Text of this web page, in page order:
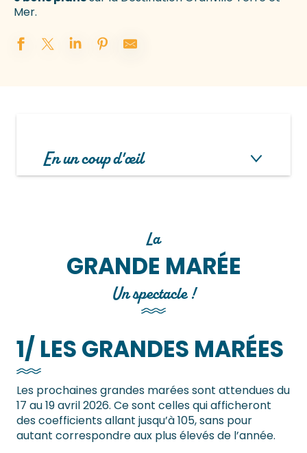
Mer.
En un coup d'œil
La
GRANDE MARÉE
Un spectacle !
1/ LES GRANDES MARÉES
Les prochaines grandes marées sont attendues du
17 au 19 avril 2026. Ce sont celles qui afficheront
des coefficients allant jusqu’à 105, sans pour
autant correspondre aux plus élevés de l’année.